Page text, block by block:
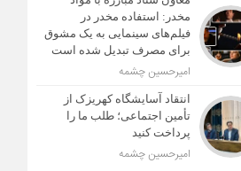
مخدر: استفاده مخدر در
فیلم‌های سینمایی به یک مشوق
برای مصرف تبدیل شده است
امیرحسین چشمه
انتقاد آسایشگاه کهریزک از
تأمین اجتماعی؛ طلب ما را
پرداخت کنید
امیرحسین چشمه